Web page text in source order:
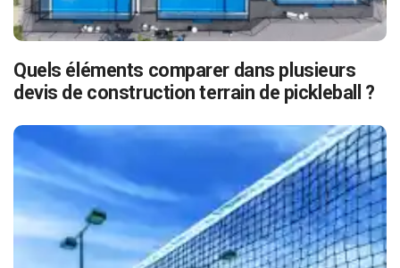
Quels éléments comparer dans plusieurs
devis de construction terrain de pickleball ?